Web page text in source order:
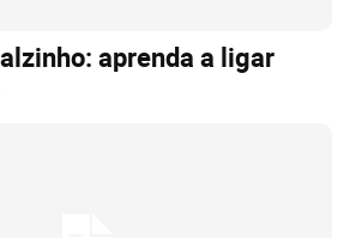
aprenda a ligar